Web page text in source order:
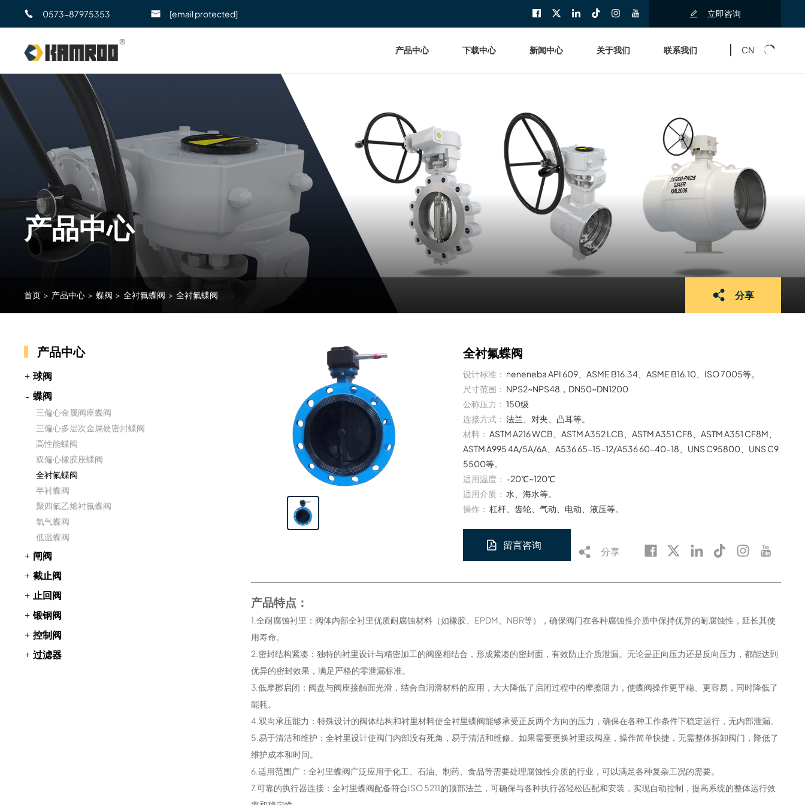
0573-87975353 [email protected] 立即咨询
产品中心 下载中心 新闻中心 关于我们 联系我们 CN
产品中心
首页 > 产品中心 > 蝶阀 > 全衬氟蝶阀 > 全衬氟蝶阀 分享
产品中心
球阀
蝶阀
三偏心金属阀座蝶阀
三偏心多层次金属硬密封蝶阀
高性能蝶阀
双偏心橡胶座蝶阀
全衬氟蝶阀
半衬蝶阀
聚四氟乙烯衬氟蝶阀
氧气蝶阀
低温蝶阀
闸阀
截止阀
止回阀
锻钢阀
控制阀
过滤器
全衬氟蝶阀
设计标准： neneneba API 609、ASME B16.34、ASME B16.10、ISO 7005等。
尺寸范围： NPS2~NPS48，DN50~DN1200
公称压力： 150级
连接方式： 法兰、对夹、凸耳等。
材料： ASTM A216 WCB、ASTM A352 LCB、ASTM A351 CF8、ASTM A351 CF8M、
ASTM A995 4A/5A/6A、A536 65-15-12/A536 60-40-18、UNS C95800、UNS C9
5500等。
适用温度： -20℃~120℃
适用介质： 水、海水等。
操作： 杠杆、齿轮、气动、电动、液压等。
留言咨询
分享
产品特点：
1.全耐腐蚀衬里：阀体内部全衬里优质耐腐蚀材料（如橡胶、EPDM、NBR等），确保阀门在各种腐蚀性介质中保持优异的耐腐蚀性，延长其使
用寿命。
2.密封结构紧凑：独特的衬里设计与精密加工的阀座相结合，形成紧凑的密封面，有效防止介质泄漏。无论是正向压力还是反向压力，都能达到
优异的密封效果，满足严格的零泄漏标准。
3.低摩擦启闭：阀盘与阀座接触面光滑，结合自润滑材料的应用，大大降低了启闭过程中的摩擦阻力，使蝶阀操作更平稳、更容易，同时降低了
能耗。
4.双向承压能力：特殊设计的阀体结构和衬里材料使全衬里蝶阀能够承受正反两个方向的压力，确保在各种工作条件下稳定运行，无内部泄漏。
5.易于清洁和维护：全衬里设计使阀门内部没有死角，易于清洁和维修。如果需要更换衬里或阀座，操作简单快捷，无需整体拆卸阀门，降低了
维护成本和时间。
6.适用范围广：全衬里蝶阀广泛应用于化工、石油、制药、食品等需要处理腐蚀性介质的行业，可以满足各种复杂工况的需要。
7.可靠的执行器连接：全衬里蝶阀配备符合ISO 5211的顶部法兰，可确保与各种执行器轻松匹配和安装，实现自动控制，提高系统的整体运行效